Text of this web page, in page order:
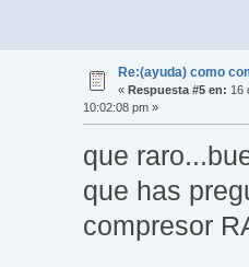
Re:(ayuda) como
« Respuesta #5 en: 16
10:02:08 pm »
que
que has
compresor